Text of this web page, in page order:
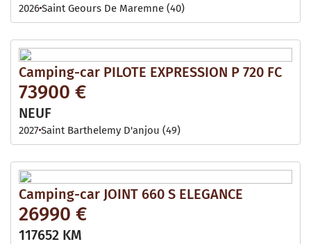
2026Saint Geours De Maremne (40)
Camping-car PILOTE EXPRESSION P 720 FC
73900 €
NEUF
2027Saint Barthelemy D'anjou (49)
Camping-car JOINT 660 S ELEGANCE
26990 €
117652 KM